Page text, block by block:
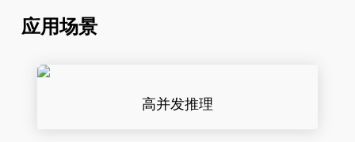
应用场景
高并发推理